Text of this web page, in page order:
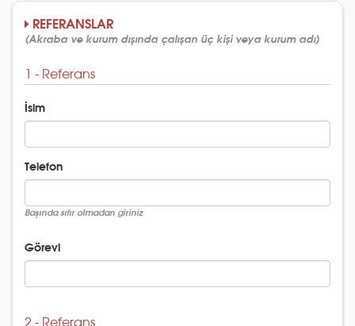
REFERANSLAR
(Akraba ve kurum dışında çalışan üç kişi veya kurum adı)
1 - Referans
İsim
Telefon
Başında sıfır olmadan giriniz
Görevi